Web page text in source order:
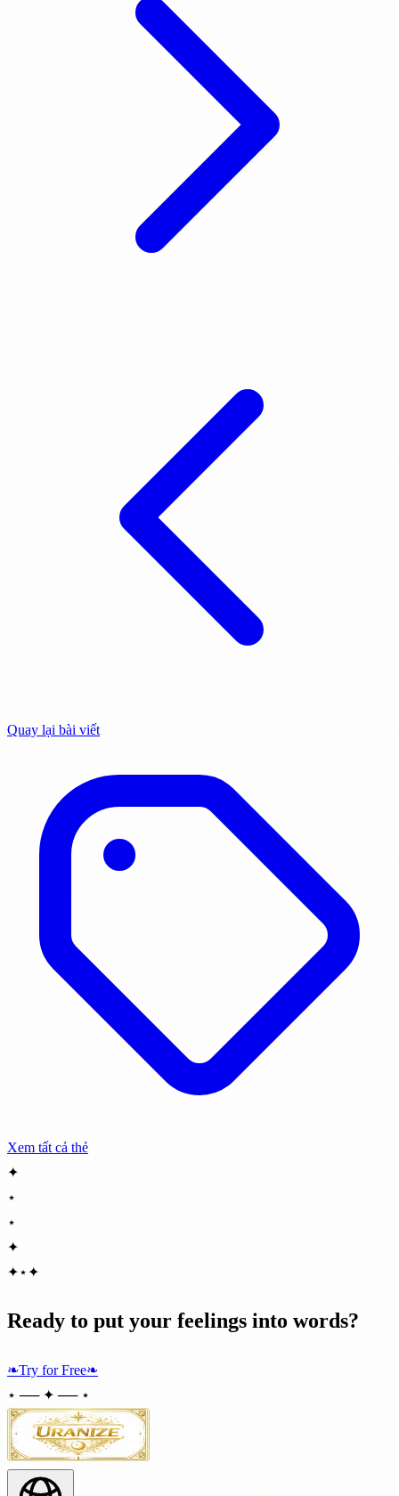
Quay lại bài viết
Xem tất cả thẻ
✦
⋆
⋆
✦
✦⋆✦
Ready to put your feelings into words?
❧Try for Free❧
⋆ ── ✦ ── ⋆